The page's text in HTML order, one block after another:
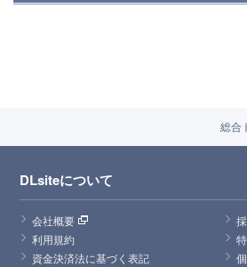
総合
DLsiteについて
会社概要
利用規約
資金決済法に基づく表記